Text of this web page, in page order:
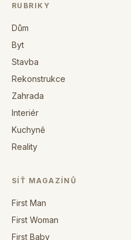
RUBRIKY
Dům
Byt
Stavba
Rekonstrukce
Zahrada
Interiér
Kuchyně
Reality
SÍŤ MAGAZÍNŮ
First Man
First Woman
First Baby